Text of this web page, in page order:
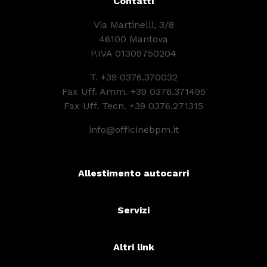
Via Martinelli, 3/8
46100 Mantova
P.IVA 01309750204
T. +39 0376.370032
Fax Uff. Amm. +39 0376.371495
Fax Uff. Tecn. +39 0376.271315
info@officinebpm.it
Allestimento autocarri
Servizi
Altri link